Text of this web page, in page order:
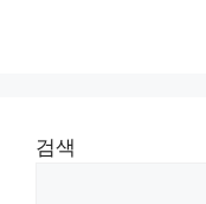
검색